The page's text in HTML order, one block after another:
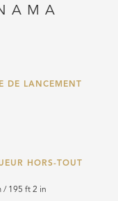
DE LANCEMENT
HORS-TOUT
/ 195 ft 2 in